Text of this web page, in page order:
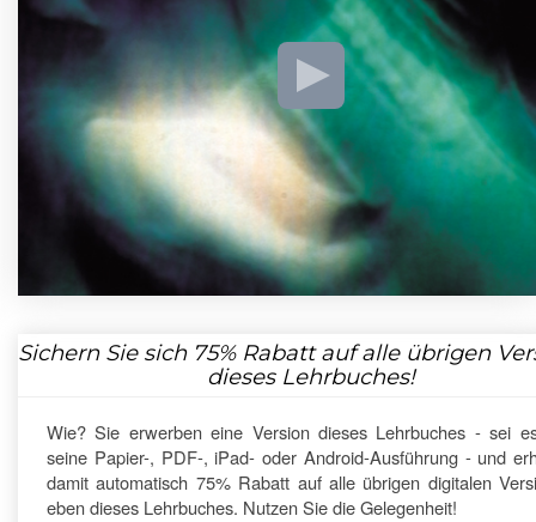
Sichern Sie sich 75%Rabatt auf alle übrigen
dieses Lehrbuches!
Wie? Sie erwerben eine Version dieses Lehrbuches - sei
seine Papier-, PDF-, iPad- oder Android-Ausführung - und
damit automatisch 75% Rabatt auf alle übrigen digitalen
eben dieses Lehrbuches. Nutzen Sie die Gelegenheit!